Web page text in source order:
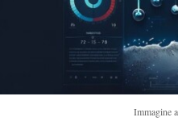
Immagine